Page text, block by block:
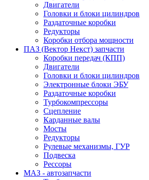
Двигатели
Головки и блоки цилиндров
Раздаточные коробки
Редукторы
Коробки отбора мощности
ПАЗ (Вектор Некст) запчасти
Коробки передач (КПП)
Двигатели
Головки и блоки цилиндров
Электронные блоки ЭБУ
Раздаточные коробки
Турбокомпрессоры
Сцепление
Карданные валы
Мосты
Редукторы
Рулевые механизмы, ГУР
Подвеска
Рессоры
МАЗ - автозапчасти